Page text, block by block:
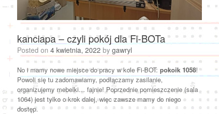
kanciapa – czyli pokój dla Fi-BOTa
Posted on 4 kwietnia, 2022 by gawryl
No i mamy nowe miejsce do pracy w kole Fi-BOT: pokoik 1058!
Powoli się tu zadomawiamy, podłączamy zasilanie,
organizujemy mebelki… fajnie! Poprzednie pomieszczenie (sala
1064) jest tylko o krok dalej, więc zawsze mamy do niego
dostęp.